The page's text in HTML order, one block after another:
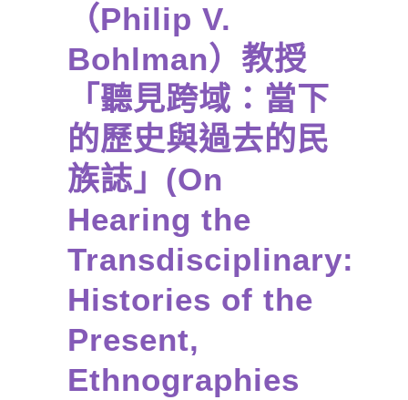
（Philip V.
Bohlman）教授
「聽見跨域：當下
的歷史與過去的民
族誌」(On
Hearing the
Transdisciplinary:
Histories of the
Present,
Ethnographies